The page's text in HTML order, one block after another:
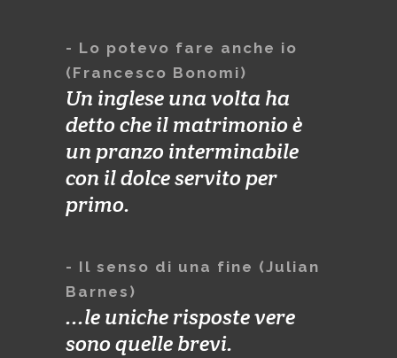
- Lo potevo fare anche io
(Francesco Bonomi)
Un inglese una volta ha
detto che il matrimonio è
un pranzo interminabile
con il dolce servito per
primo.
- Il senso di una fine (Julian
Barnes)
...le uniche risposte vere
sono quelle brevi.